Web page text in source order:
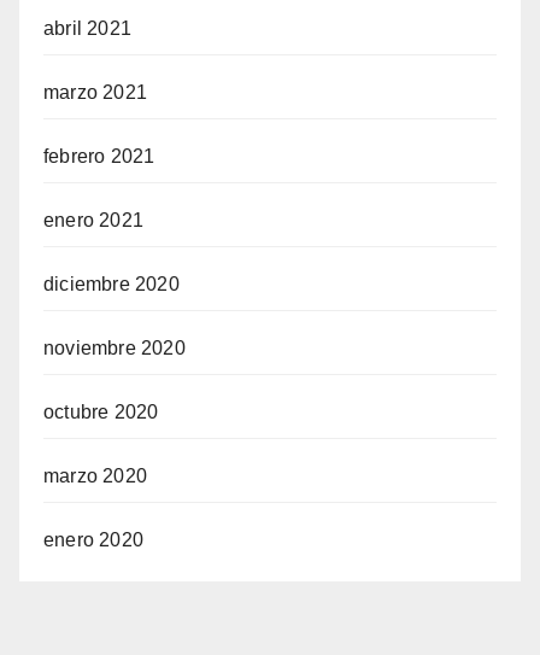
abril 2021
marzo 2021
febrero 2021
enero 2021
diciembre 2020
noviembre 2020
octubre 2020
marzo 2020
enero 2020